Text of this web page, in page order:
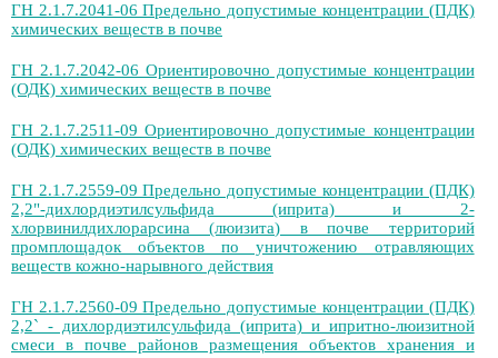
ГН 2.1.7.2041-06 Предельно допустимые концентрации (ПДК)
химических веществ в почве
ГН 2.1.7.2042-06 Ориентировочно допустимые концентрации
(ОДК) химических веществ в почве
ГН 2.1.7.2511-09 Ориентировочно допустимые концентрации
(ОДК) химических веществ в почве
ГН 2.1.7.2559-09 Предельно допустимые концентрации (ПДК)
2,2"-дихлордиэтилсульфида (иприта) и 2-
хлорвинилдихлорарсина (люизита) в почве территорий
промплощадок объектов по уничтожению отравляющих
веществ кожно-нарывного действия
ГН 2.1.7.2560-09 Предельно допустимые концентрации (ПДК)
2,2` - дихлордиэтилсульфида (иприта) и ипритно-люизитной
смеси в почве районов размещения объектов хранения и